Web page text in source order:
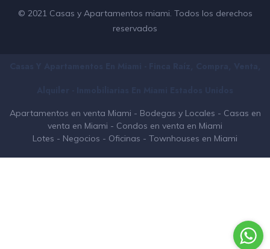
© 2021 Casas y Apartamentos miami. Todos los derechos
reservados
Apartamentos en venta Miami - Bodegas y Locales - Casas en
venta en Miami - Condos en venta en Miami
Lotes - Negocios - Oficinas - Townhouses en Miami